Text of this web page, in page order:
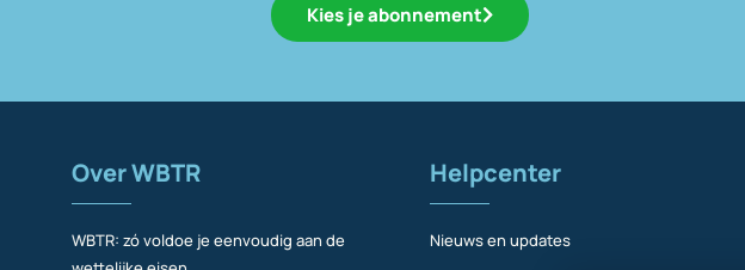
Kies je abonnement
Over WBTR
WBTR: zó voldoe je eenvoudig aan de
Helpcenter
Nieuws en updates